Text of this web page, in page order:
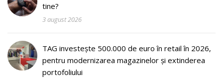
tine?
3 august 2026
TAG investește 500.000 de euro în retail în 2026,
pentru modernizarea magazinelor și extinderea
portofoliului